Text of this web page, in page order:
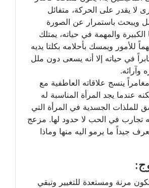
لا يقدر على الحركة، متفائل
ويبحث باستمرار عن الصورة
الكبيرة والمهمة في حياته، يمتلك
للأمور ويمسك بأحلامه بكلتا يديه
في حياته إلا أنه يسعى دون ملل
وآرائه.
ينسج علاقاته العاطفية مع
عندما يجد المرأة المناسبة له
للملذات الجسدية في المرأة التي
تجارب في الحب لا حدود لها. مزعج
جيداً ما يرمو اليه منها وماذا
مرنة ومستعدة للتغيير وتبقي